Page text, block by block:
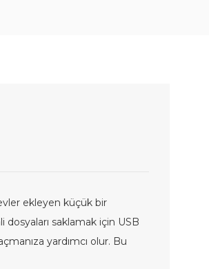
ekleyen küçük bir
saklamak için USB
yardımcı olur. Bu